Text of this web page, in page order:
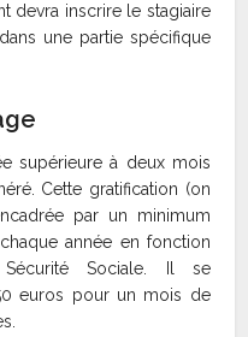
devra inscrire le stagiaire
une partie spécifique
supérieure à deux mois
Cette gratification (on
par un minimum
année en fonction
Sociale. Il se
euros pour un mois de